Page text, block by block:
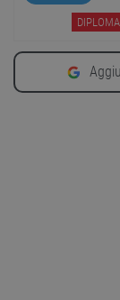
DIPLOMA